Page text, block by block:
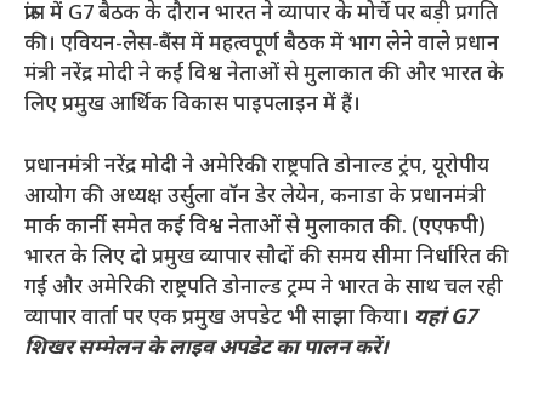
फ्रांस में G7 बैठक के दौरान भारत ने व्यापार के मोर्चे पर बड़ी प्रगति
की। एवियन-लेस-बैंस में महत्वपूर्ण बैठक में भाग लेने वाले प्रधान
मंत्री नरेंद्र मोदी ने कई विश्व नेताओं से मुलाकात की और भारत के
लिए प्रमुख आर्थिक विकास पाइपलाइन में हैं।
प्रधानमंत्री नरेंद्र मोदी ने अमेरिकी राष्ट्रपति डोनाल्ड ट्रंप, यूरोपीय
आयोग की अध्यक्ष उर्सुला वॉन डेर लेयेन, कनाडा के प्रधानमंत्री
मार्क कार्नी समेत कई विश्व नेताओं से मुलाकात की. (एएफपी)
भारत के लिए दो प्रमुख व्यापार सौदों की समय सीमा निर्धारित की
गई और अमेरिकी राष्ट्रपति डोनाल्ड ट्रम्प ने भारत के साथ चल रही
व्यापार वार्ता पर एक प्रमुख अपडेट भी साझा किया। यहां G7
शिखर सम्मेलन के लाइव अपडेट का पालन करें।